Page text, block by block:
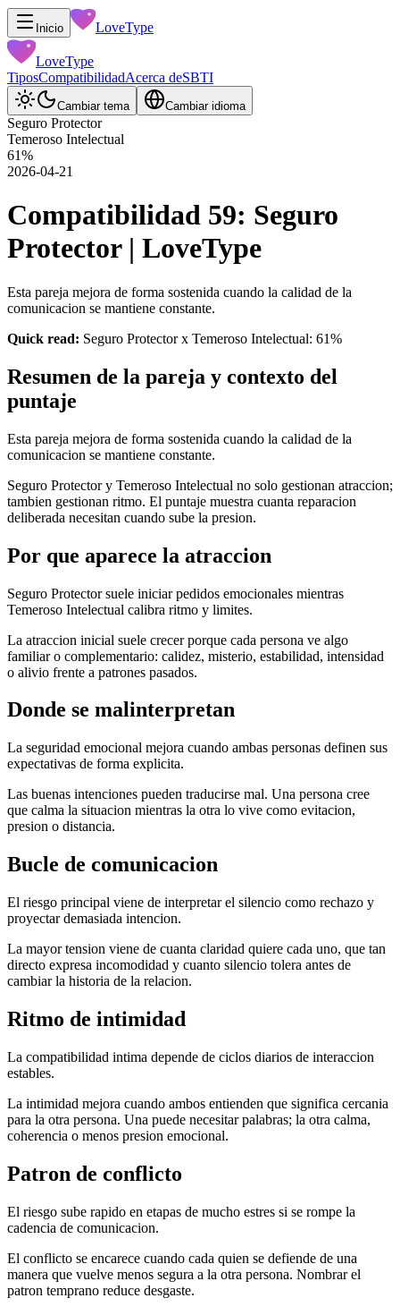
Inicio LoveType
LoveType
TiposCompatibilidadAcerca deSBTI
Cambiar tema Cambiar idioma
Seguro Protector
Temeroso Intelectual
61%
2026-04-21
Compatibilidad 59: Seguro
Protector | LoveType
Esta pareja mejora de forma sostenida cuando la calidad de la
comunicacion se mantiene constante.
Quick read: Seguro Protector x Temeroso Intelectual: 61%
Resumen de la pareja y contexto del
puntaje
Esta pareja mejora de forma sostenida cuando la calidad de la
comunicacion se mantiene constante.
Seguro Protector y Temeroso Intelectual no solo gestionan atraccion;
tambien gestionan ritmo. El puntaje muestra cuanta reparacion
deliberada necesitan cuando sube la presion.
Por que aparece la atraccion
Seguro Protector suele iniciar pedidos emocionales mientras
Temeroso Intelectual calibra ritmo y limites.
La atraccion inicial suele crecer porque cada persona ve algo
familiar o complementario: calidez, misterio, estabilidad, intensidad
o alivio frente a patrones pasados.
Donde se malinterpretan
La seguridad emocional mejora cuando ambas personas definen sus
expectativas de forma explicita.
Las buenas intenciones pueden traducirse mal. Una persona cree
que calma la situacion mientras la otra lo vive como evitacion,
presion o distancia.
Bucle de comunicacion
El riesgo principal viene de interpretar el silencio como rechazo y
proyectar demasiada intencion.
La mayor tension viene de cuanta claridad quiere cada uno, que tan
directo expresa incomodidad y cuanto silencio tolera antes de
cambiar la historia de la relacion.
Ritmo de intimidad
La compatibilidad intima depende de ciclos diarios de interaccion
estables.
La intimidad mejora cuando ambos entienden que significa cercania
para la otra persona. Una puede necesitar palabras; la otra calma,
coherencia o menos presion emocional.
Patron de conflicto
El riesgo sube rapido en etapas de mucho estres si se rompe la
cadencia de comunicacion.
El conflicto se encarece cuando cada quien se defiende de una
manera que vuelve menos segura a la otra persona. Nombrar el
patron temprano reduce desgaste.